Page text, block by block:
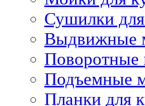
Сушилки
Выдвижные
Поворотные
Подъемные
Планки для